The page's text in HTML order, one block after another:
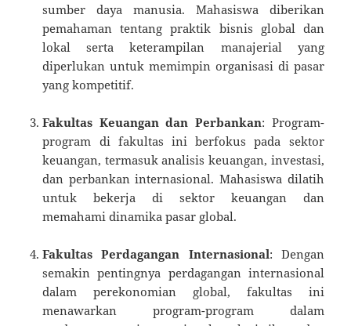
sumber daya manusia. Mahasiswa diberikan
pemahaman tentang praktik bisnis global dan
lokal serta keterampilan manajerial yang
diperlukan untuk memimpin organisasi di pasar
yang kompetitif.
Fakultas Keuangan dan Perbankan: Program-
program di fakultas ini berfokus pada sektor
keuangan, termasuk analisis keuangan, investasi,
dan perbankan internasional. Mahasiswa dilatih
untuk bekerja di sektor keuangan dan
memahami dinamika pasar global.
Fakultas Perdagangan Internasional: Dengan
semakin pentingnya perdagangan internasional
dalam perekonomian global, fakultas ini
menawarkan program-program dalam